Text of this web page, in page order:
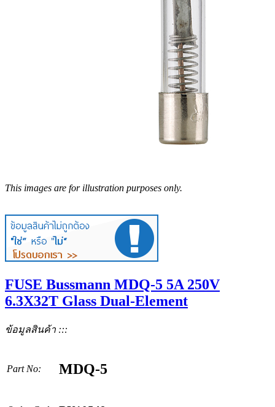
This images are for illustration purposes only.
FUSE Bussmann MDQ-5 5A 250V
6.3X32T Glass Dual-Element
ข้อมูลสินค้า :::
Part No: MDQ-5